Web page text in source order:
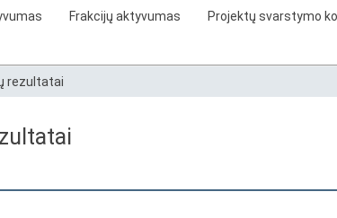
Frakcijų aktyvumas
Projektų svarstymo
rezultatai